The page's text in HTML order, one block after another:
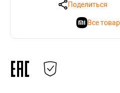
Поделиться
Все